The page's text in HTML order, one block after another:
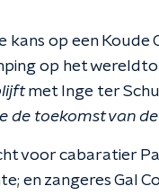
kans op een Koude
op het
met Inge ter
de toekomst van
voor cabaratier
en zangeres Gal